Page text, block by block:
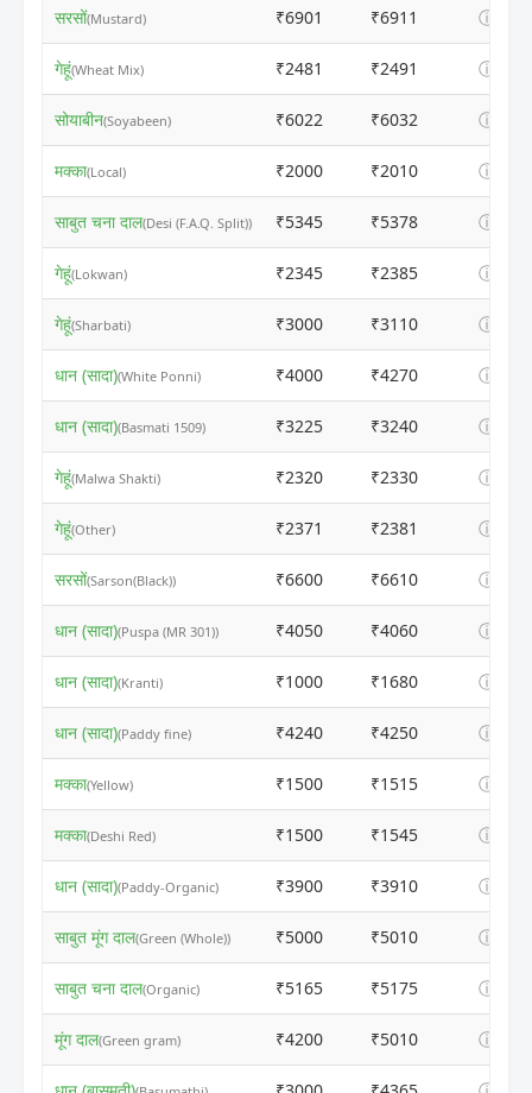
सरसों(Mustard) ₹6901 ₹6911 ⓘ
गेहूं(Wheat Mix) ₹2481 ₹2491 ⓘ
सोयाबीन(Soyabeen) ₹6022 ₹6032 ⓘ
मक्का(Local) ₹2000 ₹2010 ⓘ
साबुत चना दाल(Desi (F.A.Q. Split)) ₹5345 ₹5378 ⓘ
गेहूं(Lokwan) ₹2345 ₹2385 ⓘ
गेहूं(Sharbati) ₹3000 ₹3110 ⓘ
धान (सादा)(White Ponni) ₹4000 ₹4270 ⓘ
धान (सादा)(Basmati 1509) ₹3225 ₹3240 ⓘ
गेहूं(Malwa Shakti) ₹2320 ₹2330 ⓘ
गेहूं(Other) ₹2371 ₹2381 ⓘ
सरसों(Sarson(Black)) ₹6600 ₹6610 ⓘ
धान (सादा)(Puspa (MR 301)) ₹4050 ₹4060 ⓘ
धान (सादा)(Kranti) ₹1000 ₹1680 ⓘ
धान (सादा)(Paddy fine) ₹4240 ₹4250 ⓘ
मक्का(Yellow) ₹1500 ₹1515 ⓘ
मक्का(Deshi Red) ₹1500 ₹1545 ⓘ
धान (सादा)(Paddy-Organic) ₹3900 ₹3910 ⓘ
साबुत मूंग दाल(Green (Whole)) ₹5000 ₹5010 ⓘ
साबुत चना दाल(Organic) ₹5165 ₹5175 ⓘ
मूंग दाल(Green gram) ₹4200 ₹5010 ⓘ